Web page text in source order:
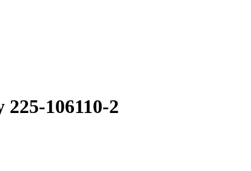
225-106110-2